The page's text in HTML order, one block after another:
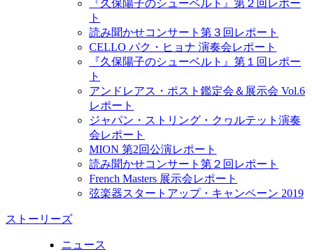
『久保陽子のシューベルト』第２回レポー
ト
読み聞かせコンサート第３回レポート
CELLO パク・ヒョナ 演奏会レポート
『久保陽子のシューベルト』第１回レポー
ト
アンドレアス・ポスト鑑定会＆展示会 Vol.6
レポート
ジャパン・ストリング・クヮルテット演奏
会レポート
MION 第2回公演レポート
読み聞かせコンサート第２回レポート
French Masters 展示会レポート
弦楽器スタートアップ・キャンペーン 2019
ストーリーズ
ニュース